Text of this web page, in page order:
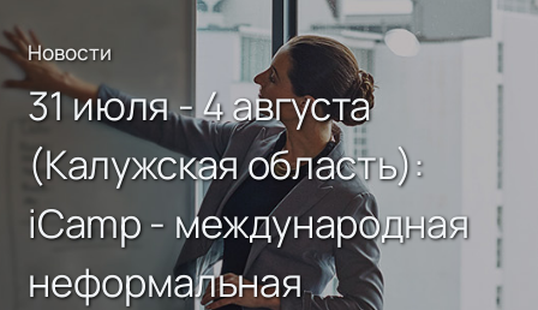
Новости
31 июля - 4 августа
(Калужская область):
iCamp - международная
неформальная